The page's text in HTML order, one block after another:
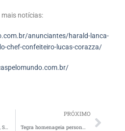
mais notícias:
anunciantes/harald-lanca-
chef-confeiteiro-lucas-corazza/
Campanha ‘Quem Sabe, Safra’ apresenta produtos e serviços do banco
PRÓXIMO
Tegra homenageia personagens que fazem parte da história do Rio de Janeiro